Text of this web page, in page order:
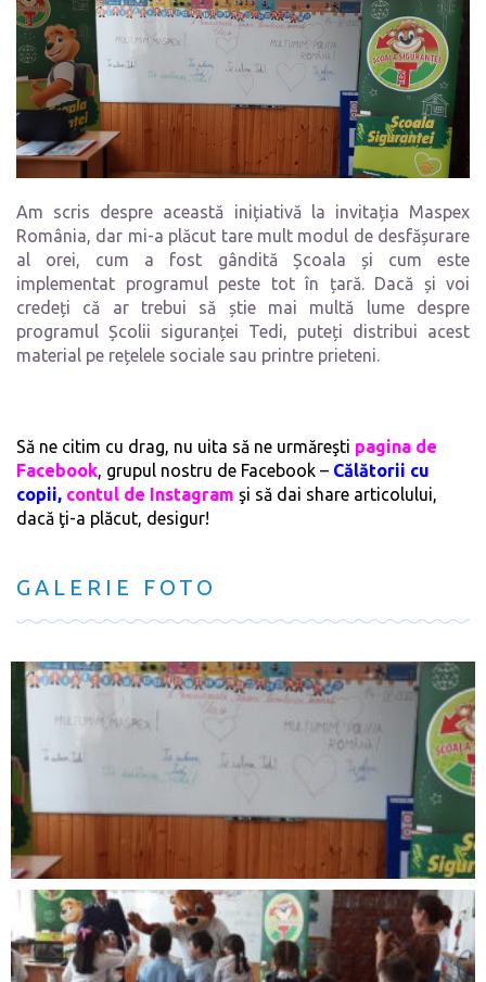
Am scris despre această inițiativă la invitația Maspex
România, dar mi-a plăcut tare mult modul de desfășurare
al orei, cum a fost gândită Școala și cum este
implementat programul peste tot în țară. Dacă și voi
credeți că ar trebui să știe mai multă lume despre
programul Școlii siguranței Tedi, puteți distribui acest
material pe rețelele sociale sau printre prieteni.
Să ne citim cu drag, nu uita să ne urmăreşti pagina de
Facebook, grupul nostru de Facebook – Călătorii cu
copii, contul de Instagram şi să dai share articolului,
dacă ţi-a plăcut, desigur!
GALERIE FOTO